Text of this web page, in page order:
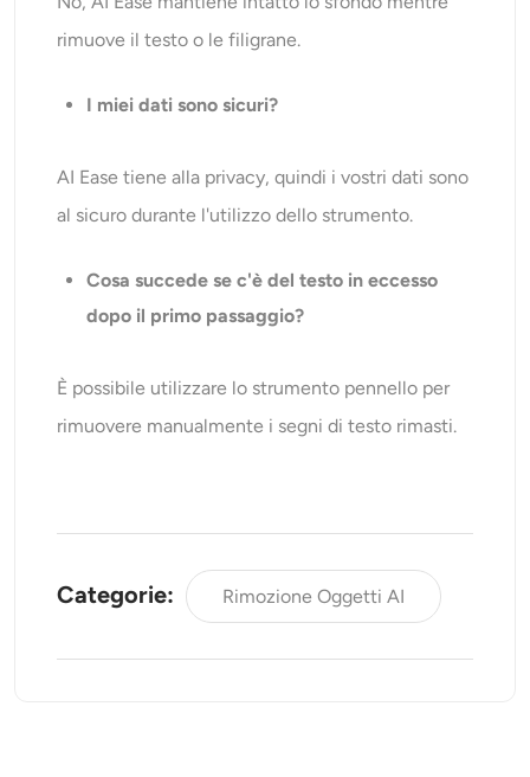
rimuove il testo o le filigrane.
I miei dati sono sicuri?
AI Ease tiene alla privacy, quindi i vostri dati sono
al sicuro durante l'utilizzo dello strumento.
Cosa succede se c'è del testo in eccesso
dopo il primo passaggio?
È possibile utilizzare lo strumento pennello per
rimuovere manualmente i segni di testo rimasti.
Categorie: Rimozione Oggetti AI